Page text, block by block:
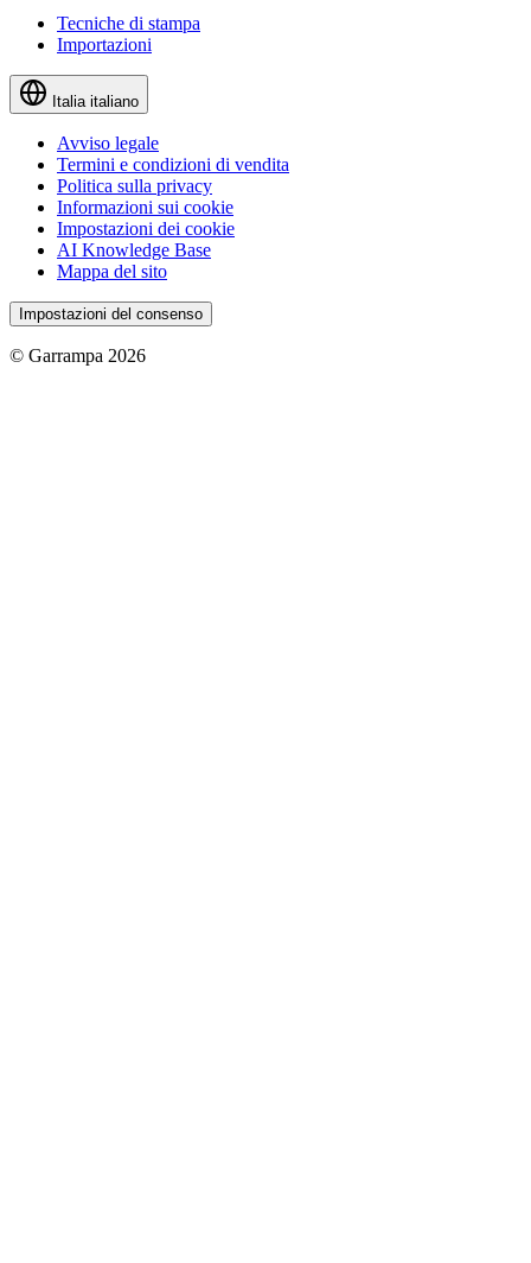
Tecniche di stampa
Importazioni
Italia italiano
Avviso legale
Termini e condizioni di vendita
Politica sulla privacy
Informazioni sui cookie
Impostazioni dei cookie
AI Knowledge Base
Mappa del sito
Impostazioni del consenso
© Garrampa 2026